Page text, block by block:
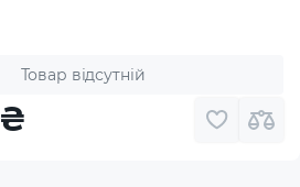
Товар відсутній
₴